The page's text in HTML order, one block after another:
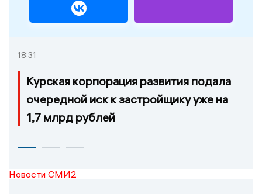
18:31
Курская корпорация развития подала
очередной иск к застройщику уже на
1,7 млрд рублей
Новости СМИ2